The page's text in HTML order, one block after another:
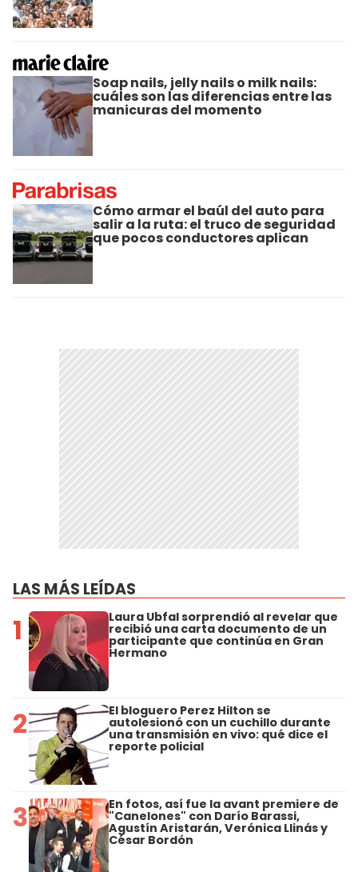
Soap nails, jelly nails o milk nails:
cuáles son las diferencias entre las
manicuras del momento
Cómo armar el baúl del auto para
salir a la ruta: el truco de seguridad
que pocos conductores aplican
LAS MÁS LEÍDAS
1 Laura Ubfal sorprendió al revelar que
recibió una carta documento de un
participante que continúa en Gran
Hermano
2 El bloguero Perez Hilton se
autolesionó con un cuchillo durante
una transmisión en vivo: qué dice el
reporte policial
3 En fotos, así fue la avant premiere de
"Canelones" con Darío Barassi,
Agustín Aristarán, Verónica Llinás y
César Bordón